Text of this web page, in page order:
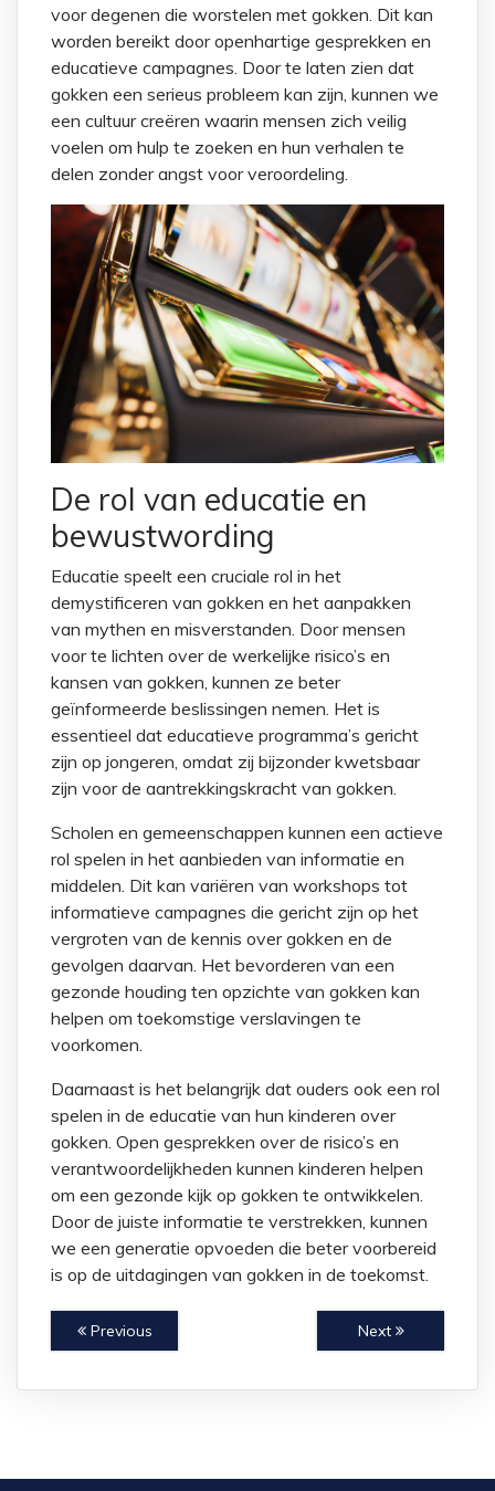
voor degenen die worstelen met gokken. Dit kan
worden bereikt door openhartige gesprekken en
educatieve campagnes. Door te laten zien dat
gokken een serieus probleem kan zijn, kunnen we
een cultuur creëren waarin mensen zich veilig
voelen om hulp te zoeken en hun verhalen te
delen zonder angst voor veroordeling.
De rol van educatie en
bewustwording
Educatie speelt een cruciale rol in het
demystificeren van gokken en het aanpakken
van mythen en misverstanden. Door mensen
voor te lichten over de werkelijke risico’s en
kansen van gokken, kunnen ze beter
geïnformeerde beslissingen nemen. Het is
essentieel dat educatieve programma’s gericht
zijn op jongeren, omdat zij bijzonder kwetsbaar
zijn voor de aantrekkingskracht van gokken.
Scholen en gemeenschappen kunnen een actieve
rol spelen in het aanbieden van informatie en
middelen. Dit kan variëren van workshops tot
informatieve campagnes die gericht zijn op het
vergroten van de kennis over gokken en de
gevolgen daarvan. Het bevorderen van een
gezonde houding ten opzichte van gokken kan
helpen om toekomstige verslavingen te
voorkomen.
Daarnaast is het belangrijk dat ouders ook een rol
spelen in de educatie van hun kinderen over
gokken. Open gesprekken over de risico’s en
verantwoordelijkheden kunnen kinderen helpen
om een gezonde kijk op gokken te ontwikkelen.
Door de juiste informatie te verstrekken, kunnen
we een generatie opvoeden die beter voorbereid
is op de uitdagingen van gokken in de toekomst.
Previous Next